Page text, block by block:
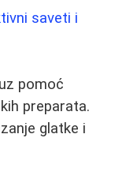
saveti i
pomoć
preparata.
glatke i